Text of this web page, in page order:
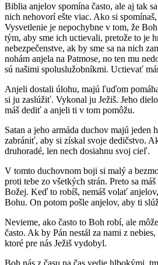
Biblia anjelov spomína často, ale aj tak
nich nehovorí ešte viac. Ako si
Vysvetlenie je nepochybne v tom, že
tým, aby sme ich uctievali, pretože to je
nebezpečenstve, ak by sme sa na nich
nohám anjela na Patmose, no ten mu
sú našimi spoluslužobníkmi. Uctievať
Anjeli dostali úlohu, majú ľuďom
si ju zaslúžiť. Vykonal ju Ježiš. Jeho
máš dediť a anjeli ti v tom pomôžu.
Satan a jeho armáda duchov majú jeden
zabrániť, aby si získal svoje dedičstvo.
druhoradé, len nech dosiahnu svoj cieľ.
V tomto duchovnom boji si malý a
proti tebe zo všetkých strán. Preto sa
Božej. Keď to robíš, nemáš volať
Bohu. On potom pošle anjelov, aby ti
Nevieme, ako často to Boh robí, ale
často. Ak by Pán nestál za nami z
ktoré pre nás Ježiš vydobyl.
Boh nás z času na čas vedie hlbokými,